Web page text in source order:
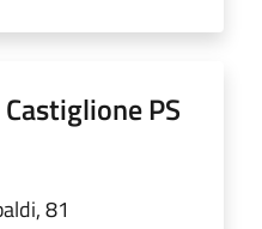
PS
81